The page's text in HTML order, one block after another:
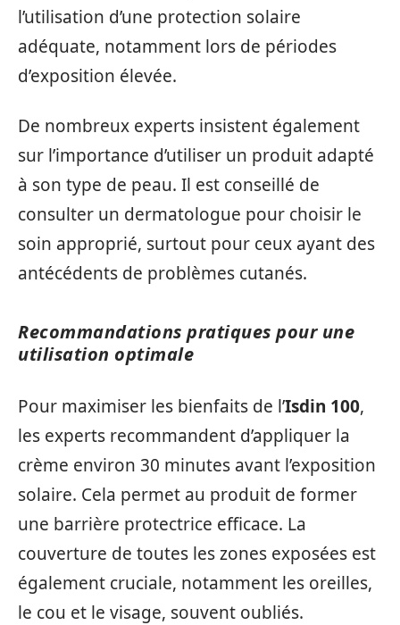
l’utilisation d’une protection solaire
adéquate, notamment lors de périodes
d’exposition élevée.
De nombreux experts insistent également
sur l’importance d’utiliser un produit adapté
à son type de peau. Il est conseillé de
consulter un dermatologue pour choisir le
soin approprié, surtout pour ceux ayant des
antécédents de problèmes cutanés.
Recommandations pratiques pour une
utilisation optimale
Pour maximiser les bienfaits de l’Isdin 100,
les experts recommandent d’appliquer la
crème environ 30 minutes avant l’exposition
solaire. Cela permet au produit de former
une barrière protectrice efficace. La
couverture de toutes les zones exposées est
également cruciale, notamment les oreilles,
le cou et le visage, souvent oubliés.